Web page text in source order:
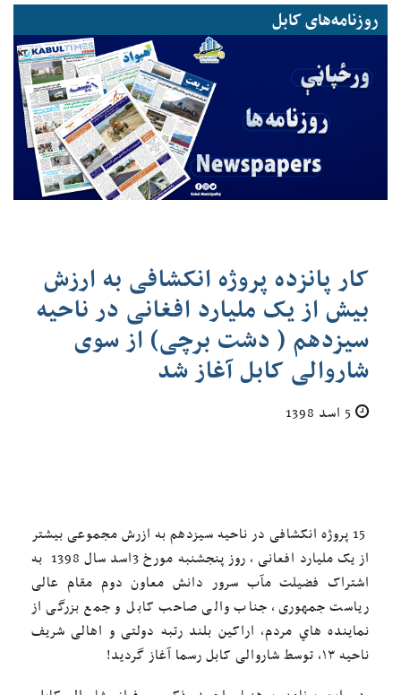
روزنامه‌های کابل
کار پانزده پروژه انکشافی به ارزش
بیش از یک ملیارد افغانی در ناحیه
سیزدهم ( دشت برچی) از سوی
شاروالی کابل آغاز شد
15 پروژه انکشافی در ناحیه سیزدهم به ازرش مجموعی بیشتر
از یک ملیارد افعانی ، روز پنجشنبه مورخ 3اسد سال 1398 به
اشتراک فضیلت مآب سرور دانش معاون دوم مقام عالی
ریاست جمهوری، جناب والی صاحب کابل و جمع بزرگی از
نماینده هاي مردم، اراکین بلند رتبه دولتی و اهالی شریف
ناحیه ۱۳، توسط شاروالی کابل رسما آغاز گرديد!